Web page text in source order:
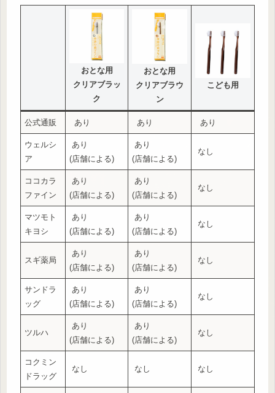
おとな用
クリアブラッ
ク
おとな用
クリアブラウ
ン
こども用
公式通販 あり あり あり
ウェルシ
ア
あり
(店舗による)
あり
(店舗による)
なし
ココカラ
ファイン
あり
(店舗による)
あり
(店舗による)
なし
マツモト
キヨシ
あり
(店舗による)
あり
(店舗による)
なし
スギ薬局
あり
(店舗による)
あり
(店舗による)
なし
サンドラ
ッグ
あり
(店舗による)
あり
(店舗による)
なし
ツルハ
あり
(店舗による)
あり
(店舗による)
なし
コクミン
ドラッグ
なし なし なし